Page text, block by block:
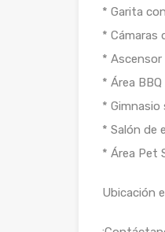
* Garita
* Cámaras
* Ascensor
* Área BBQ
* Gimnasio
* Salón de
* Área Pet
Ubicación